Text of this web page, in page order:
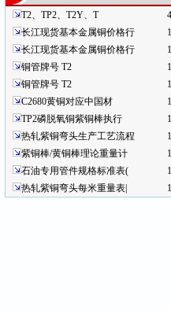
T2、TP2、T2Y、T
长江现货基本金属铜价格行
长江现货基本金属铜价格行
铜管牌号 T2
铜管牌号 T2
C2680黄铜对应中国材
TP2磷脱氧铜紫铜棒执行
热轧紫铜弯头生产工艺流程
紫铜棒/黄铜棒理论重量计
石油专用管件规格标准表(
热轧紫铜弯头每米重量表|